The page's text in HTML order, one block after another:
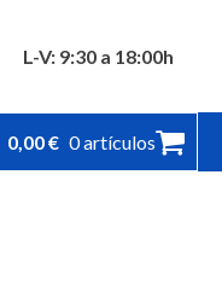
L-V: 9:30 a 18:00h
0,00€ 0 artículos